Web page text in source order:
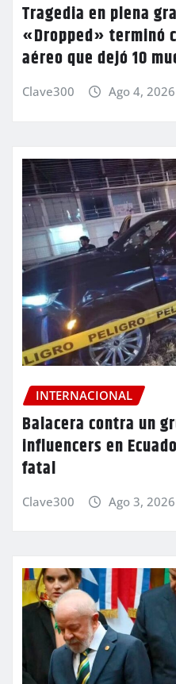
Tragedia en plena
«Dropped» terminó
aéreo que dejó 10
Clave300 Ago 4, 2026
INTERNACIONAL
Balacera contra un
influencers en
fatal
Clave300 Ago 3, 2026